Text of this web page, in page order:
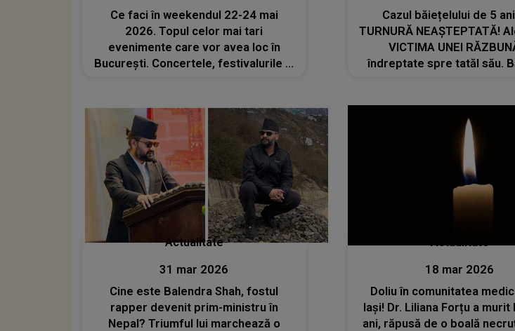
Ce faci în weekendul 22-24 mai
2026. Topul celor mai tari
evenimente care vor avea loc în
București. Concertele, festivalurile și
Cazul băiețelului de 5
TURNURĂ NEAȘTEPTATĂ!
VICTIMA UNEI
îndreptate spre tatăl său.
Actualitate
31 mar 2026
Cine este Balendra Shah, fostul
rapper devenit prim-ministru în
Nepal? Triumful lui marchează o
18 mar 2026
Doliu în comunitatea
Iași! Dr. Liliana Forțu a murit
ani, răpusă de o boală